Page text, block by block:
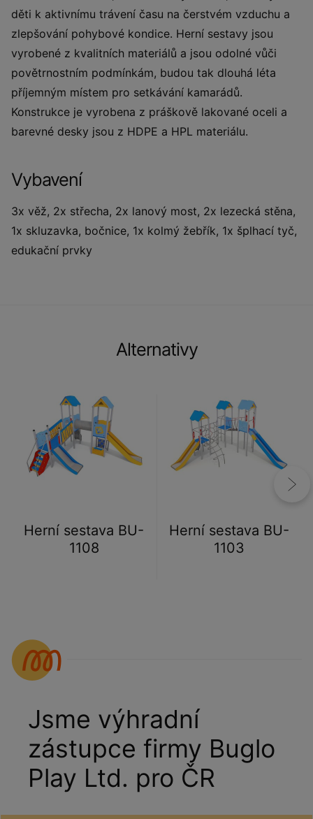
děti k aktivnímu trávení času na čerstvém vzduchu a
zlepšování pohybové kondice. Herní sestavy jsou
vyrobené z kvalitních materiálů a jsou odolné vůči
povětrnostním podmínkám, budou tak dlouhá léta
příjemným místem pro setkávání kamarádů.
Konstrukce je vyrobena z práškově lakované oceli a
barevné desky jsou z HDPE a HPL materiálu.
Vybavení
3x věž, 2x střecha, 2x lanový most, 2x lezecká stěna,
1x skluzavka, bočnice, 1x kolmý žebřík, 1x šplhací tyč,
edukační prvky
Alternativy
Herní sestava BU-
1108
Herní sestava BU-
1103
Jsme výhradní
zástupce firmy Buglo
Play Ltd. pro ČR